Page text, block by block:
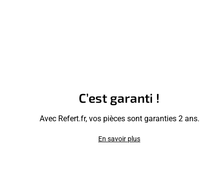
C’est garanti !
Avec Refert.fr, vos pièces sont garanties 2 ans.
En savoir plus